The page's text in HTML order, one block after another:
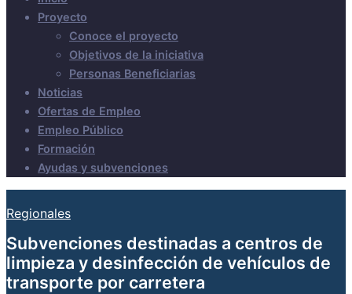
Proyecto
Conoce el proyecto
Objetivos de la iniciativa
Personas Beneficiarias
Noticias
Ofertas de Empleo
Empleo Público
Formación
Ayudas y subvenciones
Regionales
Subvenciones destinadas a centros de
limpieza y desinfección de vehículos de
transporte por carretera